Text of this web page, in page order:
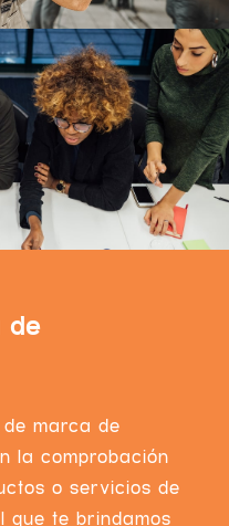
de
marca de
la comprobación
o servicios de
que te brindamos